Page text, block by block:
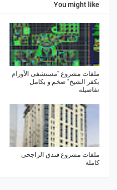
You might like
ملفات مشروع "مستشفى الأورام
بكفر الشيخ" ضخم و بكامل
تفاصيله
ملفات مشروع فندق الراجحى
كامله